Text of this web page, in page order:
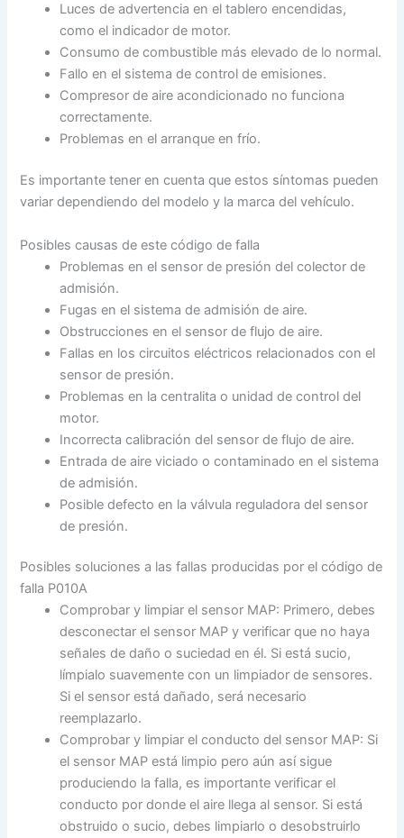
Luces de advertencia en el tablero encendidas,
como el indicador de motor.
Consumo de combustible más elevado de lo normal.
Fallo en el sistema de control de emisiones.
Compresor de aire acondicionado no funciona
correctamente.
Problemas en el arranque en frío.
Es importante tener en cuenta que estos síntomas pueden
variar dependiendo del modelo y la marca del vehículo.
Posibles causas de este código de falla
Problemas en el sensor de presión del colector de
admisión.
Fugas en el sistema de admisión de aire.
Obstrucciones en el sensor de flujo de aire.
Fallas en los circuitos eléctricos relacionados con el
sensor de presión.
Problemas en la centralita o unidad de control del
motor.
Incorrecta calibración del sensor de flujo de aire.
Entrada de aire viciado o contaminado en el sistema
de admisión.
Posible defecto en la válvula reguladora del sensor
de presión.
Posibles soluciones a las fallas producidas por el código de
falla P010A
Comprobar y limpiar el sensor MAP: Primero, debes
desconectar el sensor MAP y verificar que no haya
señales de daño o suciedad en él. Si está sucio,
límpialo suavemente con un limpiador de sensores.
Si el sensor está dañado, será necesario
reemplazarlo.
Comprobar y limpiar el conducto del sensor MAP: Si
el sensor MAP está limpio pero aún así sigue
produciendo la falla, es importante verificar el
conducto por donde el aire llega al sensor. Si está
obstruido o sucio, debes limpiarlo o desobstruirlo